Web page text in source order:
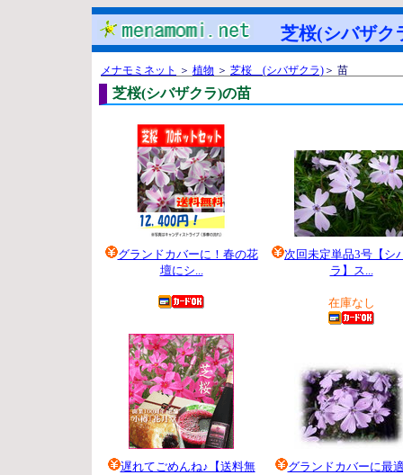
芝桜(シバザク
メナモミネット ＞ 植物 ＞ 芝桜 (シバザクラ) ＞ 苗
芝桜(シバザクラ)の苗
グランドカバーに！春の花
壇にシ...
次回未定単品3号【シ
ラ】ス...
在庫なし
遅れてごめんね♪【送料無
グランドカバーに最